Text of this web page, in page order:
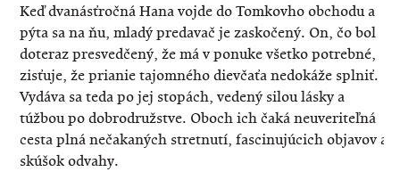
Keď dvanásťročná Hana vojde do Tomkovho obchodu a
pýta sa na ňu, mladý predavač je zaskočený. On, čo bol
doteraz presvedčený, že má v ponuke všetko potrebné,
zisťuje, že prianie tajomného dievčaťa nedokáže splniť.
Vydáva sa teda po jej stopách, vedený silou lásky a
túžbou po dobrodružstve. Oboch ich čaká neuveriteľná
cesta plná nečakaných stretnutí, fascinujúcich objavov a
skúšok odvahy.